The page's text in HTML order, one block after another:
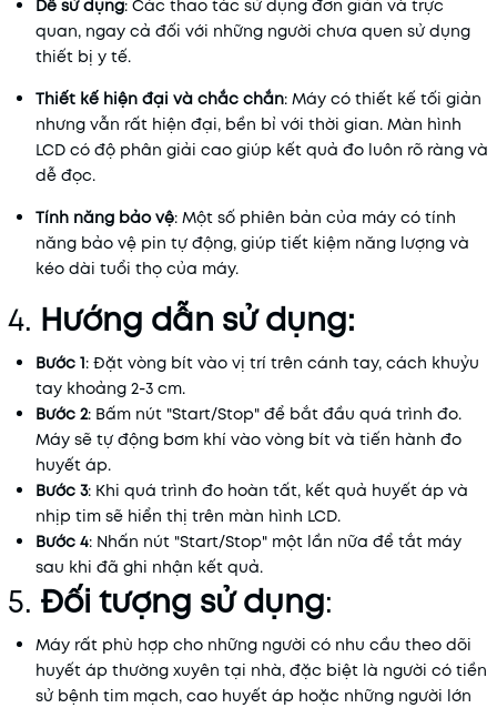
Dễ sử dụng: Các thao tác sử dụng đơn giản và trực
quan, ngay cả đối với những người chưa quen sử dụng
thiết bị y tế.
Thiết kế hiện đại và chắc chắn: Máy có thiết kế tối giản
nhưng vẫn rất hiện đại, bền bỉ với thời gian. Màn hình
LCD có độ phân giải cao giúp kết quả đo luôn rõ ràng và
dễ đọc.
Tính năng bảo vệ: Một số phiên bản của máy có tính
năng bảo vệ pin tự động, giúp tiết kiệm năng lượng và
kéo dài tuổi thọ của máy.
4. Hướng dẫn sử dụng:
Bước 1: Đặt vòng bít vào vị trí trên cánh tay, cách khuỷu
tay khoảng 2-3 cm.
Bước 2: Bấm nút "Start/Stop" để bắt đầu quá trình đo.
Máy sẽ tự động bơm khí vào vòng bít và tiến hành đo
huyết áp.
Bước 3: Khi quá trình đo hoàn tất, kết quả huyết áp và
nhịp tim sẽ hiển thị trên màn hình LCD.
Bước 4: Nhấn nút "Start/Stop" một lần nữa để tắt máy
sau khi đã ghi nhận kết quả.
5. Đối tượng sử dụng:
Máy rất phù hợp cho những người có nhu cầu theo dõi
huyết áp thường xuyên tại nhà, đặc biệt là người có tiền
sử bệnh tim mạch, cao huyết áp hoặc những người lớn